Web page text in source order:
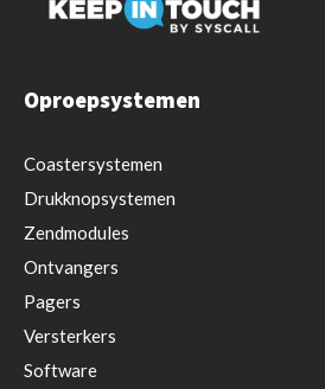
Oproepsystemen
Coastersystemen
Drukknopsystemen
Zendmodules
Ontvangers
Pagers
Versterkers
Software